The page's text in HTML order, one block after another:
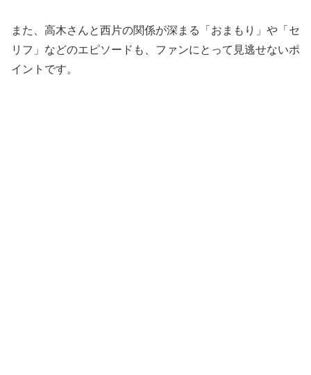
また、高木さんと西片の関係が深まる「おまもり」や「セ
リフ」などのエピソードも、ファンにとって見逃せないポ
イントです。